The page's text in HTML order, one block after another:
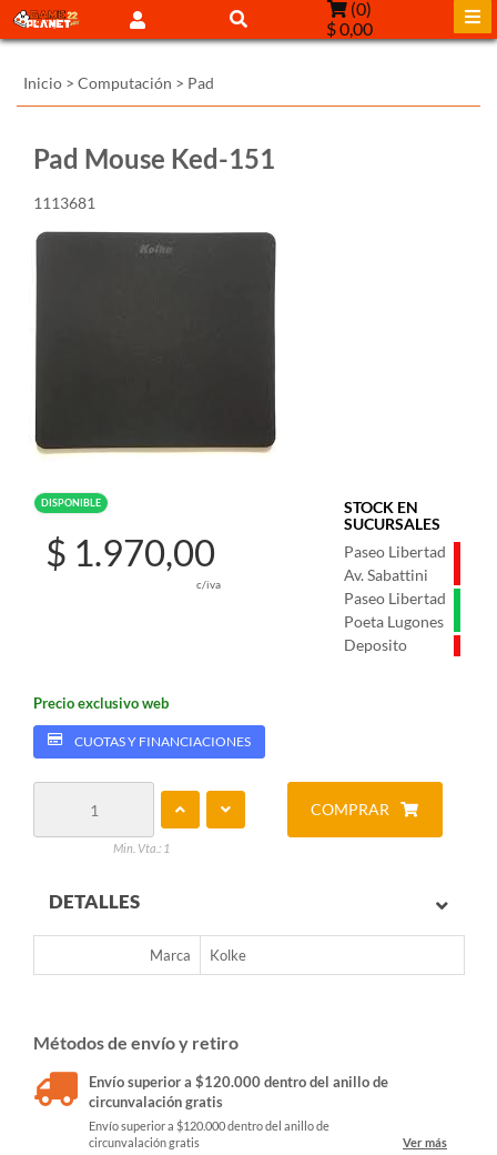
(0)
$ 0,00
Inicio > Computación > Pad
Pad Mouse Ked-151
1113681
DISPONIBLE
STOCK EN
SUCURSALES
Paseo Libertad
Av. Sabattini
Paseo Libertad
Poeta Lugones
Deposito
$ 1.970,00
c/iva
Precio exclusivo web
CUOTAS Y FINANCIACIONES
Min. Vta.: 1
COMPRAR
DETALLES
Marca Kolke
Métodos de envío y retiro
Envío superior a $120.000 dentro del anillo de
circunvalación gratis
Envío superior a $120.000 dentro del anillo de
circunvalación gratis
Ver más